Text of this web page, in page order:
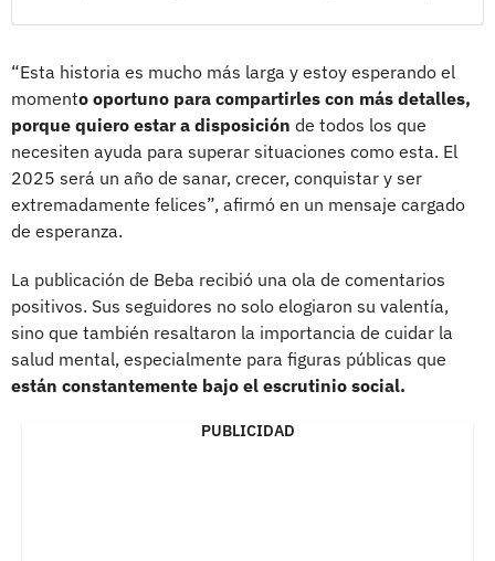
“Esta historia es mucho más larga y estoy esperando el
momento oportuno para compartirles con más detalles,
porque quiero estar a disposición de todos los que
necesiten ayuda para superar situaciones como esta. El
2025 será un año de sanar, crecer, conquistar y ser
extremadamente felices”, afirmó en un mensaje cargado
de esperanza.
La publicación de Beba recibió una ola de comentarios
positivos. Sus seguidores no solo elogiaron su valentía,
sino que también resaltaron la importancia de cuidar la
salud mental, especialmente para figuras públicas que
están constantemente bajo el escrutinio social.
PUBLICIDAD